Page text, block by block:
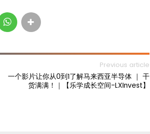
Previous article
一个影片让你从0到1了解马来西亚半导体 ｜ 干
货满满！｜【乐学成长空间-LXInvest】